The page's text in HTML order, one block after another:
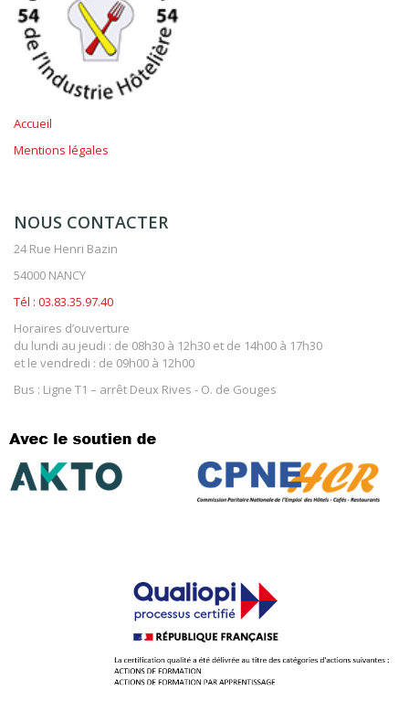
Accueil
Mentions légales
NOUS CONTACTER
24 Rue Henri Bazin
54000 NANCY
Tél : 03.83.35.97.40
Horaires d’ouverture
du lundi au jeudi : de 08h30 à 12h30 et de 14h00 à 17h30
et le vendredi : de 09h00 à 12h00
Bus : Ligne T1 – arrêt Deux Rives - O. de Gouges